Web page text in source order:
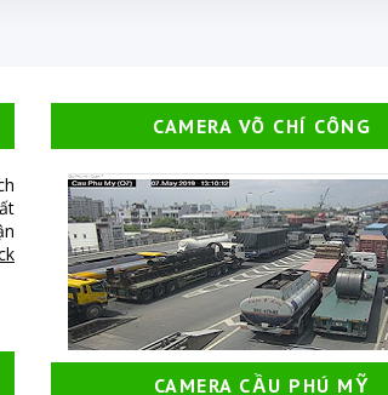
CAMERA VÕ CHÍ CÔNG
CAMERA CẦU PHÚ MỸ